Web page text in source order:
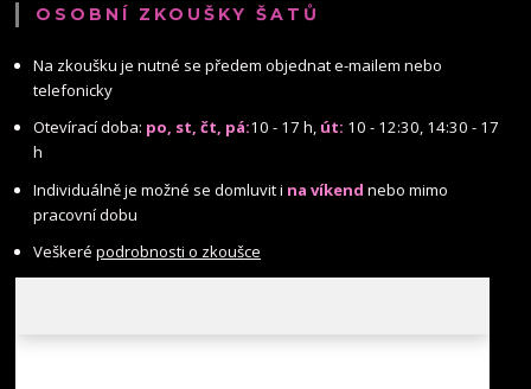
OSOBNÍ ZKOUŠKY ŠATŮ
Na zkoušku je nutné se předem objednat e-mailem nebo
telefonicky
Otevírací doba: po, st, čt, pá:10 - 17 h, út: 10 - 12:30, 14:30 - 17
h
Individuálně je možné se domluvit i na víkend nebo mimo
pracovní dobu
Veškerépodrobnosti o zkoušce